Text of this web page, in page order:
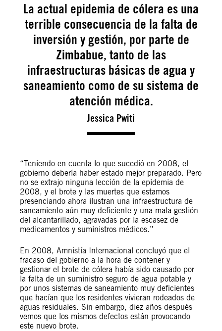
La actual epidemia de cólera es una
terrible consecuencia de la falta de
inversión y gestión, por parte de
Zimbabue, tanto de las
infraestructuras básicas de agua y
saneamiento como de su sistema de
atención médica.
Jessica Pwiti
“Teniendo en cuenta lo que sucedió en 2008, el
gobierno debería haber estado mejor preparado. Pero
no se extrajo ninguna lección de la epidemia de
2008, y el brote y las muertes que estamos
presenciando ahora ilustran una infraestructura de
saneamiento aún muy deficiente y una mala gestión
del alcantarillado, agravadas por la escasez de
medicamentos y suministros médicos.”
En 2008, Amnistía Internacional concluyó que el
fracaso del gobierno a la hora de contener y
gestionar el brote de cólera había sido causado por
la falta de un suministro seguro de agua potable y
por unos sistemas de saneamiento muy deficientes
que hacían que los residentes vivieran rodeados de
aguas residuales. Sin embargo, diez años después
vemos que los mismos defectos están provocando
este nuevo brote.